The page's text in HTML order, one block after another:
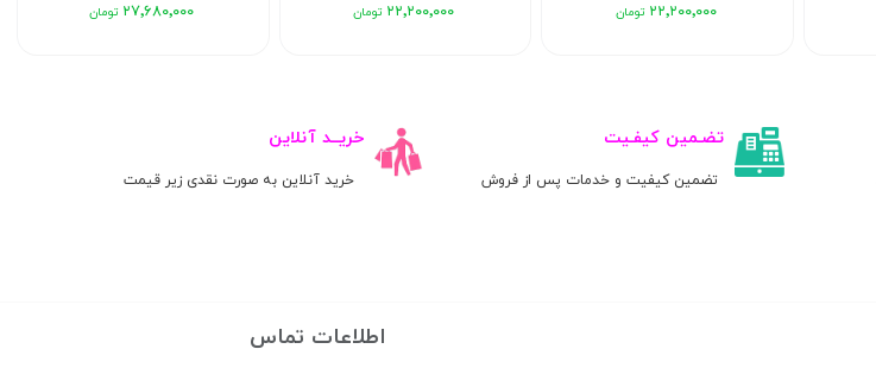
۲۲٬۲۰۰٬۰۰۰ ۲۲٬۲۰۰٬۰۰۰ ۲۷٬۶۸۰٬۰۰۰
تضـمین کیفـیت
تضمین کیفیت و خدمات پس از فروش
خریــد آنلاین
خرید آنلاین به صورت نقدی زیر قیمت
اطلاعات تماس